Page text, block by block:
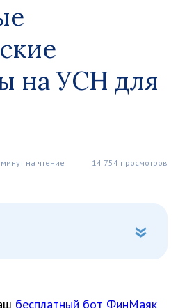
на УСН для
минут на чтение 14 754 просмотров
бесплатный бот ФинМаяк